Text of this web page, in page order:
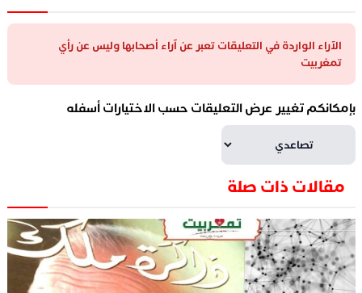
الآراء الواردة في التعليقات تعبر عن آراء أصحابها وليس عن رأي
تمغربيت
بإمكانكم تغيير عرض التعليقات حسب الاختيارات أسفله
مقالات ذات صلة